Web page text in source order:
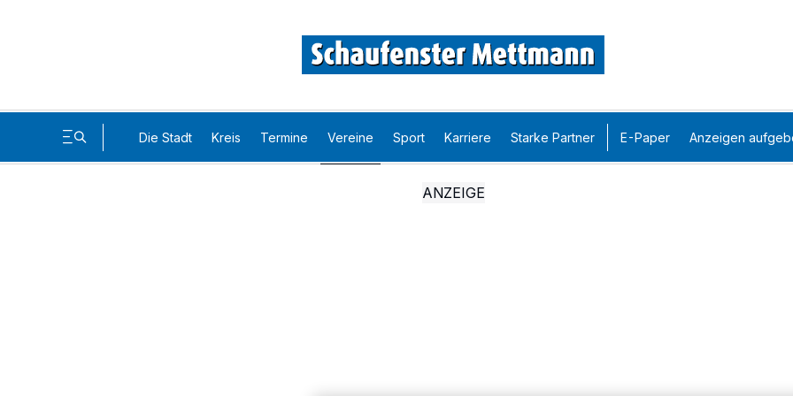
Die Stadt Kreis Termine Vereine Sport Karriere Starke Partner E-Paper Anzeigen